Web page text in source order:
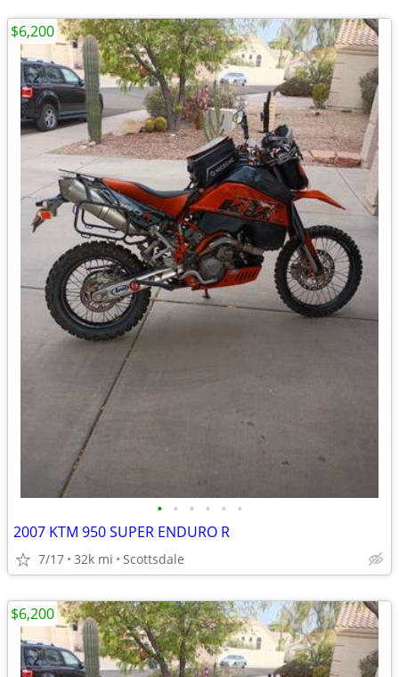
• • • • • •
2007 KTM 950 SUPER ENDURO R
7/17 32k mi Scottsdale
$6,200
$6,200